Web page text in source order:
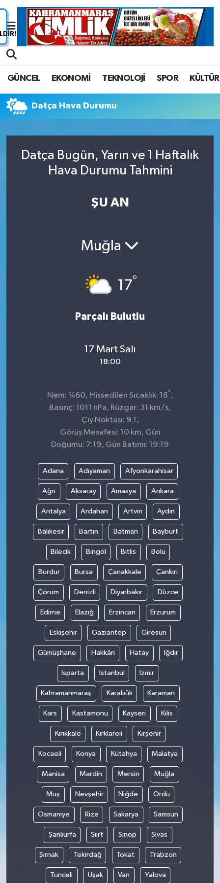
GÜNCEL EKONOMİ TEKNOLOJİ SPOR KÜLTÜR
Datça Hava Durumu
Datça Bugün, Yarın ve 1 Haftalık
Hava Durumu Tahmini
ŞU AN
Muğla
17°
Parçalı Bulutlu
17 Mart Salı
18:00
Nem: %60, Hissedilen Sıcaklık: 18° ,
Basınç: 1011 hPa, Rüzgar: 31 km/s,
Çiy Noktası: 9.1,
Görüş Mesafesi: 10 km, Gün
Doğumu: 7:19, Gün Batımı: 19:19
Adana Adıyaman Afyonkarahisar
Ağrı Aksaray Amasya Ankara
Antalya Ardahan Artvin Aydın
Balıkesir Bartın Batman Bayburt
Bilecik Bingöl Bitlis Bolu
Burdur Bursa Çanakkale Çankırı
Çorum Denizli Diyarbakır Düzce
Edirne Elazığ Erzincan Erzurum
Eskişehir Gaziantep Giresun
Gümüşhane Hakkâri Hatay Iğdır
Isparta İstanbul İzmir
Kahramanmaraş Karabük Karaman
Kars Kastamonu Kayseri Kilis
Kırıkkale Kırklareli Kırşehir
Kocaeli Konya Kütahya Malatya
Manisa Mardin Mersin Muğla
Muş Nevşehir Niğde Ordu
Osmaniye Rize Sakarya Samsun
Şanlıurfa Siirt Sinop Sivas
Şırnak Tekirdağ Tokat Trabzon
Tunceli Uşak Van Yalova
Nöbetçi Eczaneler
Trafik Durumu
Süper Lig Puan Durumu ve Fikstür
Tüm Manşetler